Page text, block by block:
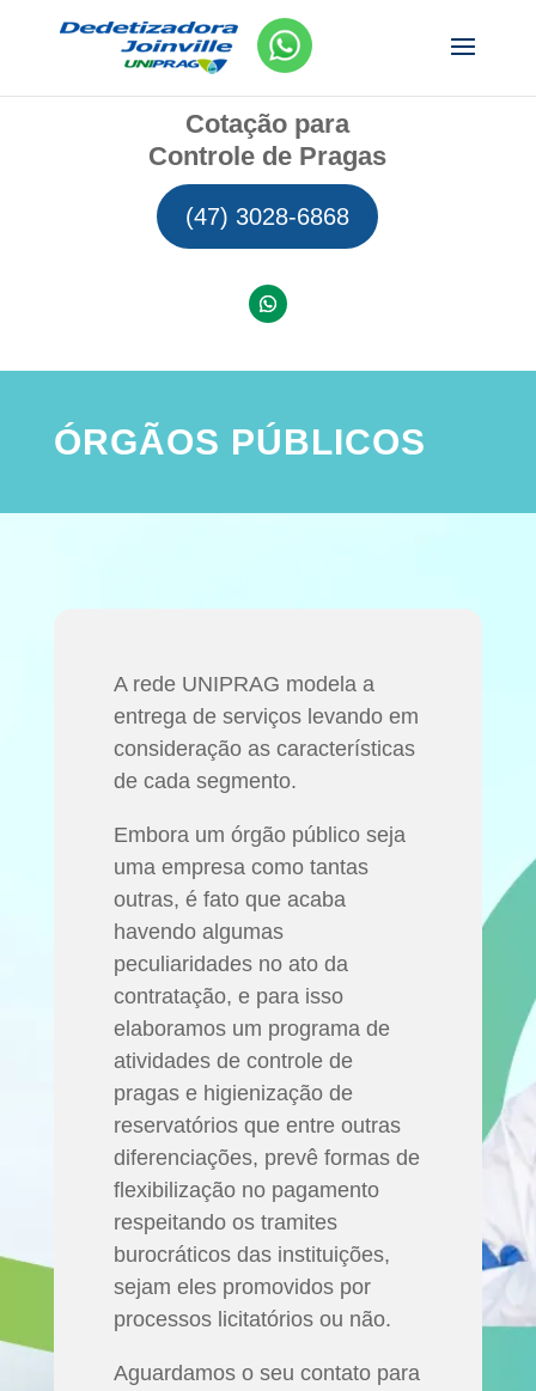
Cotação para
Controle de Pragas
(47) 3028-6868
ÓRGÃOS PÚBLICOS
A rede UNIPRAG modela a
entrega de serviços levando em
consideração as características
de cada segmento.
Embora um órgão público seja
uma empresa como tantas
outras, é fato que acaba
havendo algumas
peculiaridades no ato da
contratação, e para isso
elaboramos um programa de
atividades de controle de
pragas e higienização de
reservatórios que entre outras
diferenciações, prevê formas de
flexibilização no pagamento
respeitando os tramites
burocráticos das instituições,
sejam eles promovidos por
processos licitatórios ou não.
Aguardamos o seu contato para